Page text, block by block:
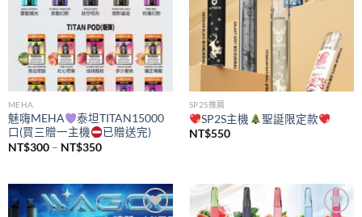
MEHA
魅嗨MEHA
泰坦TITAN15000
口(買三贈一主機
已贈送完)
NT$300 – NT$350價
NT$300
到
NT$350
SP2S推薦
SP2S主機
聖誕限定款
NT$550